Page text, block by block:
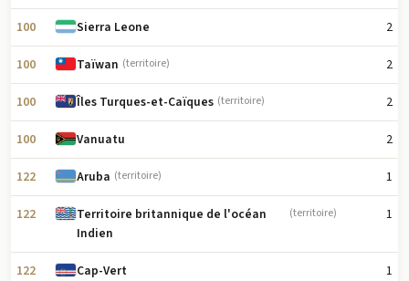
100 Sierra Leone 2
100 Taïwan (territoire) 2
100 Îles Turques-et-Caïques (territoire) 2
100 Vanuatu 2
122 Aruba (territoire) 1
122
Territoire britannique de l'océan
Indien
(territoire) 1
122 Cap-Vert 1